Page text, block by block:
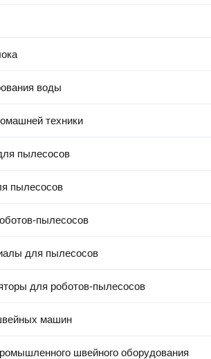
воды
техники
пылесосов
пылесосов
пылесосов
для пылесосов
для роботов-пылесосов
машин
швейного оборудования